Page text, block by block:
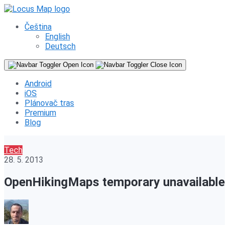
Čeština
English
Deutsch
Android
iOS
Plánovač tras
Premium
Blog
Tech
28. 5. 2013
OpenHikingMaps temporary unavailable